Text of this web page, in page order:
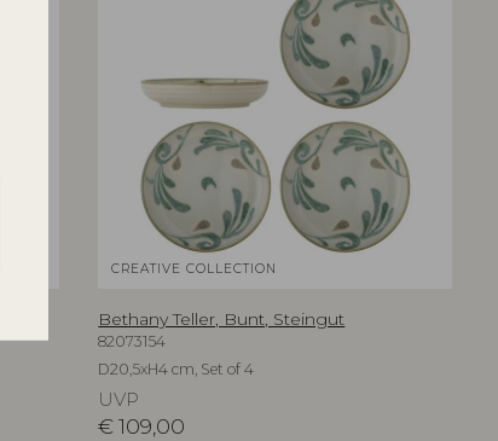
CREATIVE COLLECTION
Bethany Teller, Bunt, Steingut
82073154
D20,5xH4 cm, Set of 4
UVP
€ 109,00